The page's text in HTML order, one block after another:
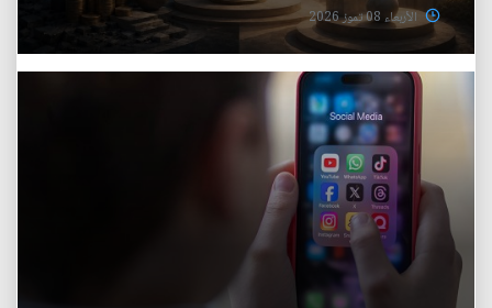
الأربعاء 08 تموز 2026